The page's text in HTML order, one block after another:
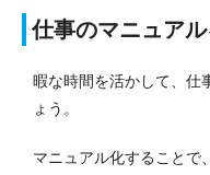
仕事のマニュア
暇な時間を活かして、仕
ょう。
マニュアル化することで